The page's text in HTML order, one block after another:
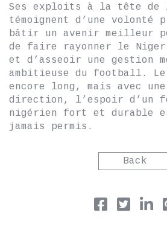
Ses exploits à la tête de la
témoignent d’une volonté
bâtir un avenir meilleur
de faire rayonner le
et d’asseoir une gestion
ambitieuse du football. Le
encore long, mais avec
direction, l’espoir d’un
nigérien fort et durable
jamais permis.
Back